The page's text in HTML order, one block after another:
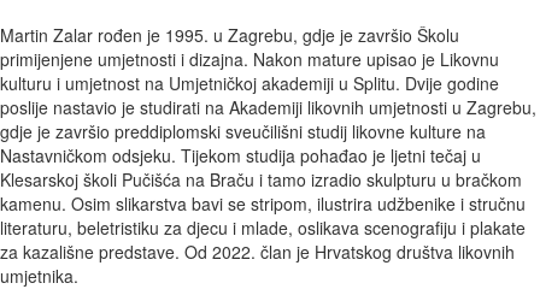
Martin Zalar rođen je 1995. u Zagrebu, gdje je završio Školu
primijenjene umjetnosti i dizajna. Nakon mature upisao je Likovnu
kulturu i umjetnost na Umjetničkoj akademiji u Splitu. Dvije godine
poslije nastavio je studirati na Akademiji likovnih umjetnosti u Zagrebu,
gdje je završio preddiplomski sveučilišni studij likovne kulture na
Nastavničkom odsjeku. Tijekom studija pohađao je ljetni tečaj u
Klesarskoj školi Pučišća na Braču i tamo izradio skulpturu u bračkom
kamenu. Osim slikarstva bavi se stripom, ilustrira udžbenike i stručnu
literaturu, beletristiku za djecu i mlade, oslikava scenografiju i plakate
za kazališne predstave. Od 2022. član je Hrvatskog društva likovnih
umjetnika.